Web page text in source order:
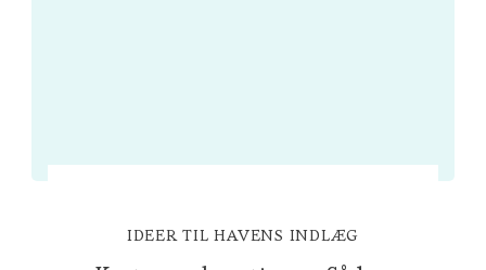
IDEER TIL HAVENS INDLÆG